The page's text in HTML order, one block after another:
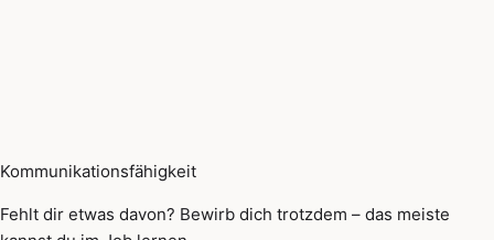
Kommunikationsfähigkeit
Fehlt dir etwas davon? Bewirb dich trotzdem – das meiste